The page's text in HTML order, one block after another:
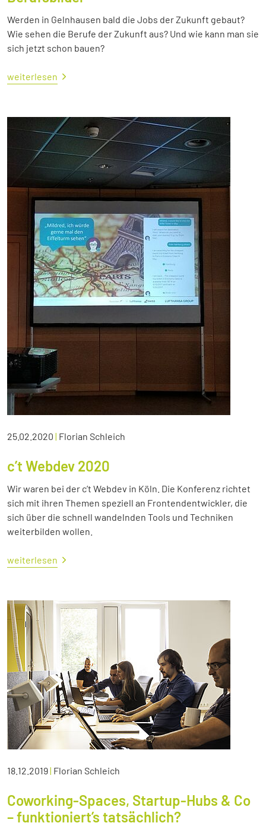
Werden in Gelnhausen bald die Jobs der Zukunft gebaut?
Wie sehen die Berufe der Zukunft aus? Und wie kann man sie
sich jetzt schon bauen?
weiterlesen
25.02.2020 | Florian Schleich
c’t Webdev 2020
Wir waren bei der c’t Webdev in Köln. Die Konferenz richtet
sich mit ihren Themen speziell an Frontendentwickler, die
sich über die schnell wandelnden Tools und Techniken
weiterbilden wollen.
weiterlesen
18.12.2019| Florian Schleich
Coworking-Spaces, Startup-Hubs & Co
– funktioniert’s tatsächlich?